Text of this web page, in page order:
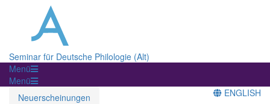
Seminar für Deutsche Philologie (Alt)
Menü
Menü
Neuerscheinungen
ENGLISH